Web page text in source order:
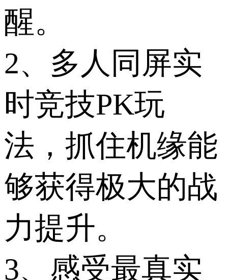
醒。
2、多人同屏实
时竞技PK玩
法，抓住机缘能
够获得极大的战
力提升。
3、感受最真实